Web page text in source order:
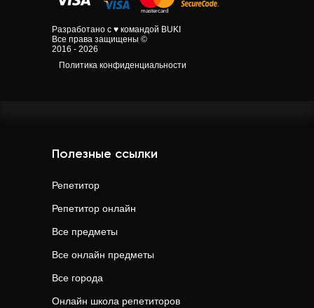
Разработано с ♥ командой BUKI
Все права защищены ©
2016 - 2026
Политика конфиденциальности
Полезные ссылки
Репетитор
Репетитор онлайн
Все предметы
Все онлайн предметы
Все города
Онлайн школа репетиторов